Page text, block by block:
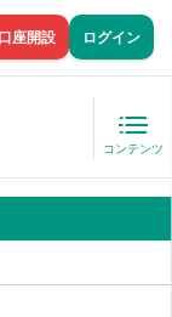
口座開設 ログイン
コンテンツ